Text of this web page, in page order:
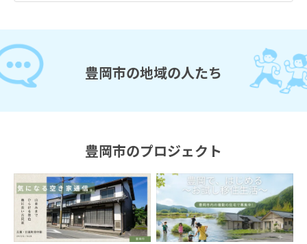
豊岡市の地域の人たち
豊岡市のプロジェクト